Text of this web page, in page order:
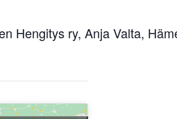
Hengitys ry, Anja Valta,